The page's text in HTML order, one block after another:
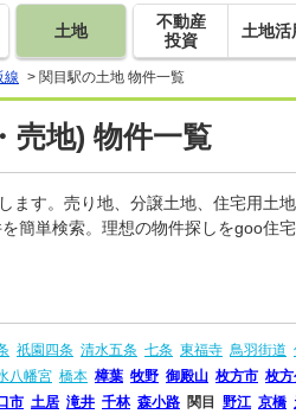
土地
不動産
投資
土地活
線 > 関目駅の土地 物件一覧
売地) 物件一覧
す。売り地、分譲土地、住宅用土
簡単検索。理想の物件探しをgoo住
祇園四条 清水五条 七条 東福寺 鳥羽街道
八幡宮 橋本 樟葉 牧野 御殿山 枚方市 枚方
市 土居 滝井 千林 森小路 関目 野江 京橋